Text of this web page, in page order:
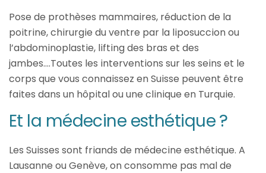
Pose de prothèses mammaires, réduction de la
poitrine, chirurgie du ventre par la liposuccion ou
l’abdominoplastie, lifting des bras et des
jambes….Toutes les interventions sur les seins et le
corps que vous connaissez en Suisse peuvent être
faites dans un hôpital ou une clinique en Turquie.
Et la médecine esthétique ?
Les Suisses sont friands de médecine esthétique. A
Lausanne ou Genève, on consomme pas mal de